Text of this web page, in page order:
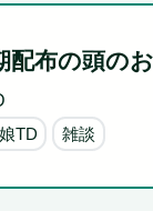
配布の頭の
TD 雑談